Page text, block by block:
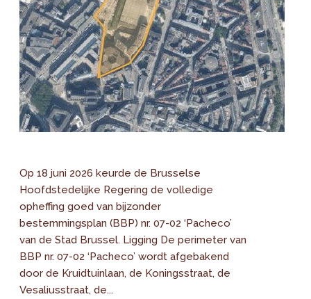
Op 18 juni 2026 keurde de Brusselse
Hoofdstedelijke Regering de volledige
opheffing goed van bijzonder
bestemmingsplan (BBP) nr. 07-02 ‘Pacheco’
van de Stad Brussel. Ligging De perimeter van
BBP nr. 07-02 ‘Pacheco’ wordt afgebakend
door de Kruidtuinlaan, de Koningsstraat, de
Vesaliusstraat, de...